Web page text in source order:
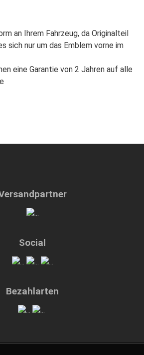
an Ihrem Fahrzeug, da Originalteil
sich nur um das Emblem vorne im
eine Garantie von 2 Jahren auf alle
Social
Bezahlarten